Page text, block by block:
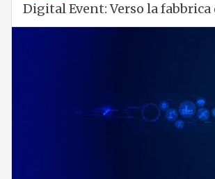
Digital Event: Verso la